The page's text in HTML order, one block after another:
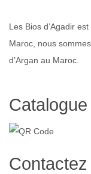
Les Bios d’Agadir
Maroc, nous
d’Argan au Maroc.
Catalogue